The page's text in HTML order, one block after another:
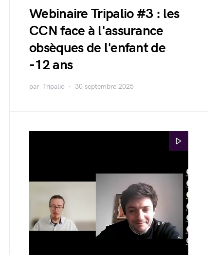
Webinaire Tripalio #3 : les
CCN face à l'assurance
obsèques de l'enfant de
-12 ans
par Tripalio 30 septembre 2025